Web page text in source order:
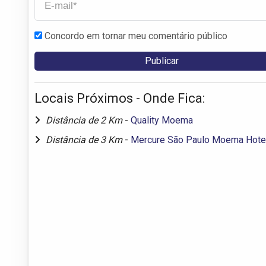
Concordo em tornar meu comentário público
Locais Próximos - Onde Fica:
Distância de 2 Km - Quality Moema
Distância de 3 Km - Mercure São Paulo Moema